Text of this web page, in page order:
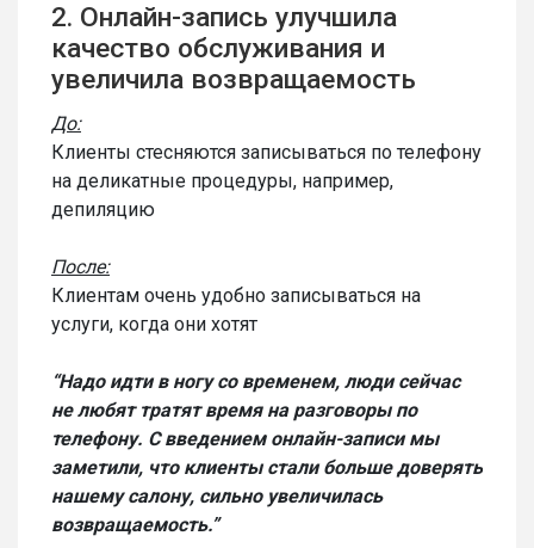
2. Онлайн-запись улучшила
качество обслуживания и
увеличила возвращаемость
До:
Клиенты стесняются записываться по телефону
на деликатные процедуры, например,
депиляцию
После:
Клиентам очень удобно записываться на
услуги, когда они хотят
“Надо идти в ногу со временем, люди сейчас
не любят тратят время на разговоры по
телефону. С введением онлайн-записи мы
заметили, что клиенты стали больше доверять
нашему салону, сильно увеличилась
возвращаемость.”